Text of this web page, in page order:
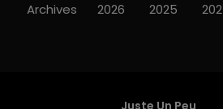
Juste Un Peu
Archives 2026 2025